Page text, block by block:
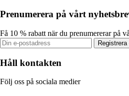
Prenumerera på vårt
Få 10 % rabatt när du prenumererar på
Registrera
Håll kontakten
Följ oss på sociala medier